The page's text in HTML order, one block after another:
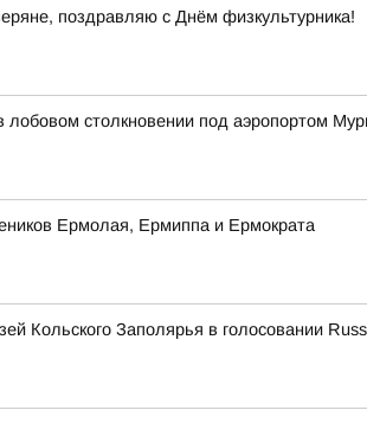
поздравляю с Днём физкультурника!
лобовом столкновении под аэропортом
Ермолая, Ермиппа и Ермократа
Кольского Заполярья в голосовании